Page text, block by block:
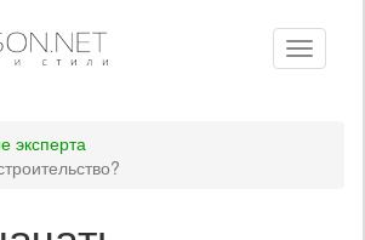
Toggle
эксперта